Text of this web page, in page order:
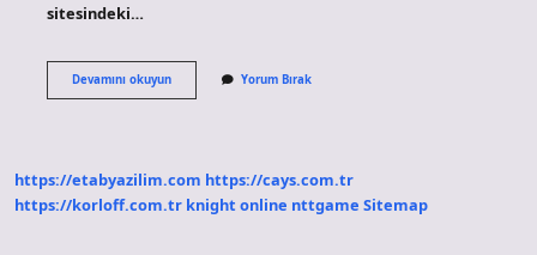
sitesindeki…
Devamını okuyunPttde
Param
Yorum Bırak
https://etabyazilim.com https://cays.com.tr
https://korloff.com.tr knight online nttgame Sitemap